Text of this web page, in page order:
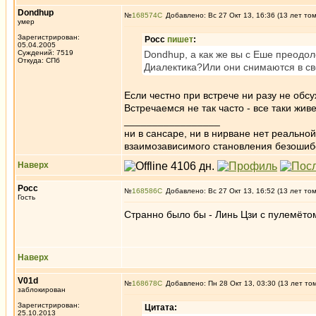
Dondhup
умер
Зарегистрирован:
05.04.2005
Суждений: 7519
Откуда: СПб
№168574 Добавлено: Вс 27 Окт 13, 16:36 (13 лет
Росс пишет:
Dondhup, а как же вы с Еше
Диалектика?Или они снимаются в
Если честно при встрече ни разу не
Встречаемся не так часто - все таки
ни в сансаре, ни в нирване нет
взаимозависимого становления
Наверх
Росс
Гость
№168586 Добавлено: Вс 27 Окт 13, 16:52 (13 лет
Странно было бы - Линь Цзи с
Наверх
V01d
заблокирован
Зарегистрирован:
25.10.2013
№168678 Добавлено: Пн 28 Окт 13, 03:30 (13 лет
Цитата: